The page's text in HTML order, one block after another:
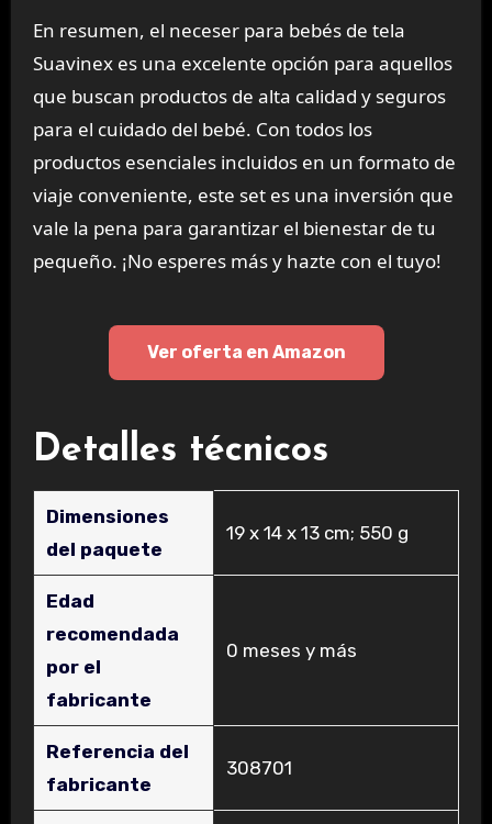
En resumen, el neceser para bebés de tela
Suavinex es una excelente opción para aquellos
que buscan productos de alta calidad y seguros
para el cuidado del bebé. Con todos los
productos esenciales incluidos en un formato de
viaje conveniente, este set es una inversión que
vale la pena para garantizar el bienestar de tu
pequeño. ¡No esperes más y hazte con el tuyo!
Ver oferta en Amazon
Detalles técnicos
Dimensiones
del paquete
‎19 x 14 x 13 cm; 550 g
Edad
recomendada
por el
fabricante
‎0 meses y más
Referencia del
fabricante
‎308701